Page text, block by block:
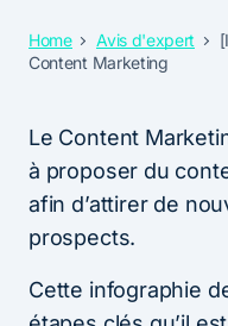
Home Avis d'expert
Content Marketing
Le Content
à proposer du
afin d’attirer de
prospects.
Cette infographie